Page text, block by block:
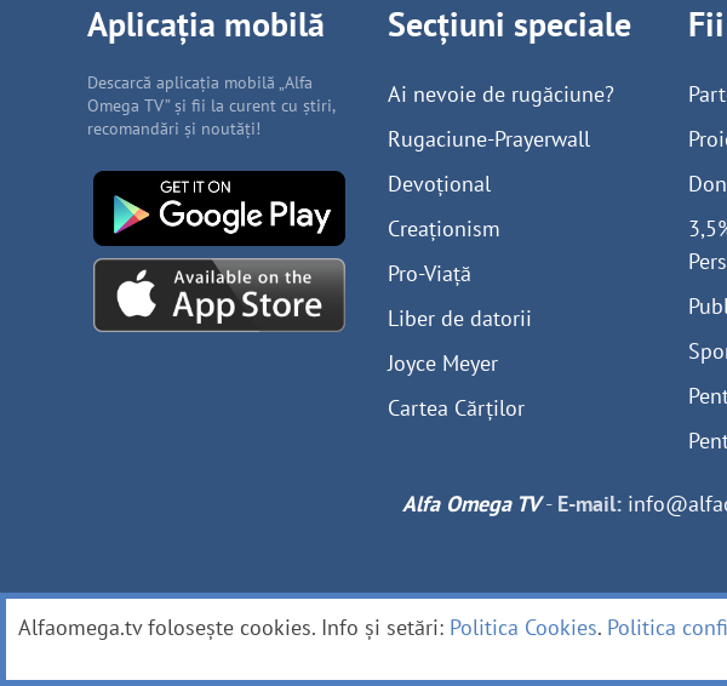
Aplicația mobilă
Descarcă aplicația mobilă „Alfa
Omega TV” și fii la curent cu știri,
recomandări și noutăți!
Secțiuni speciale
Ai nevoie de rugăciune?
Rugaciune-Prayerwall
Devoțional
Creaționism
Pro-Viață
Liber de datorii
Joyce Meyer
Cartea Cărților
Alfa Omega TV- E-mail:
Alfaomega.tv folosește cookies. Info și setări: Politica Cookies. Politica